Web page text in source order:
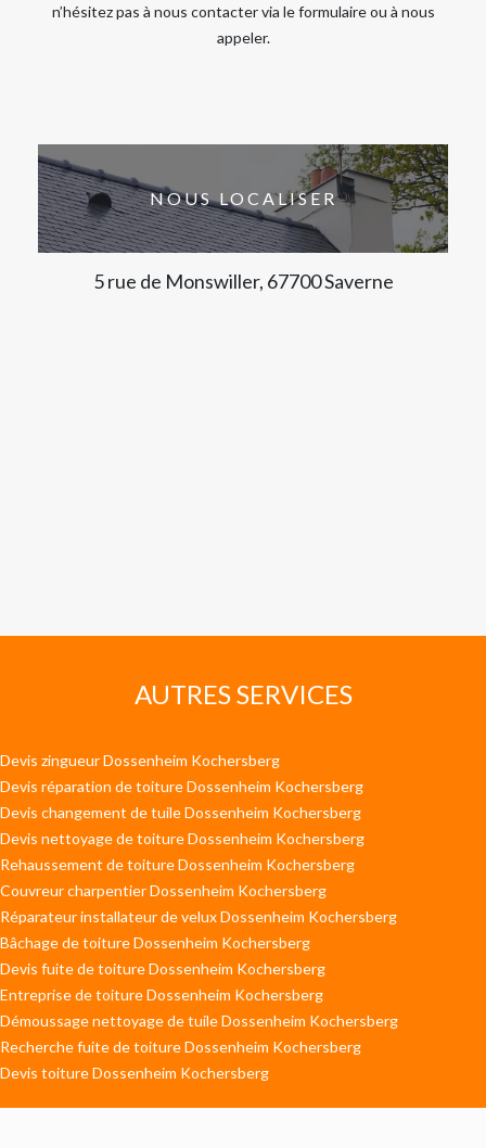
n’hésitez pas à nous contacter via le formulaire ou à nous
appeler.
NOUS LOCALISER
5 rue de Monswiller, 67700 Saverne
AUTRES SERVICES
Devis zingueur Dossenheim Kochersberg
Devis réparation de toiture Dossenheim Kochersberg
Devis changement de tuile Dossenheim Kochersberg
Devis nettoyage de toiture Dossenheim Kochersberg
Rehaussement de toiture Dossenheim Kochersberg
Couvreur charpentier Dossenheim Kochersberg
Réparateur installateur de velux Dossenheim Kochersberg
Bâchage de toiture Dossenheim Kochersberg
Devis fuite de toiture Dossenheim Kochersberg
Entreprise de toiture Dossenheim Kochersberg
Démoussage nettoyage de tuile Dossenheim Kochersberg
Recherche fuite de toiture Dossenheim Kochersberg
Devis toiture Dossenheim Kochersberg